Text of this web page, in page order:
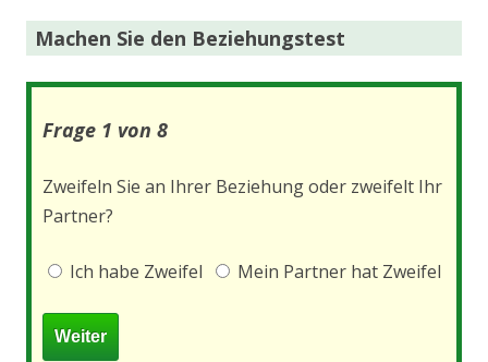
Machen Sie den Beziehungstest
Frage 1 von 8
Zweifeln Sie an Ihrer Beziehung oder zweifelt Ihr
Partner?
Ich habe Zweifel Mein Partner hat Zweifel